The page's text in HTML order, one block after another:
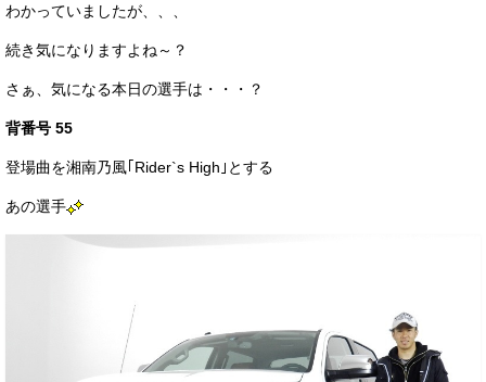
わかっていましたが、、、
続き気になりますよね～？
さぁ、気になる本日の選手は・・・？
背番号 55
登場曲を湘南乃風｢Rider`s High｣とする
あの選手